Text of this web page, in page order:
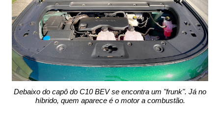
Debaixo do capô do C10 BEV se encontra um "frunk". Já no
híbrido, quem aparece é o motor a combustão.